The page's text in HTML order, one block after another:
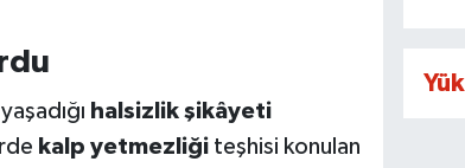
halsizlik şikâyeti
kalp yetmezliğiteşhisi konulan